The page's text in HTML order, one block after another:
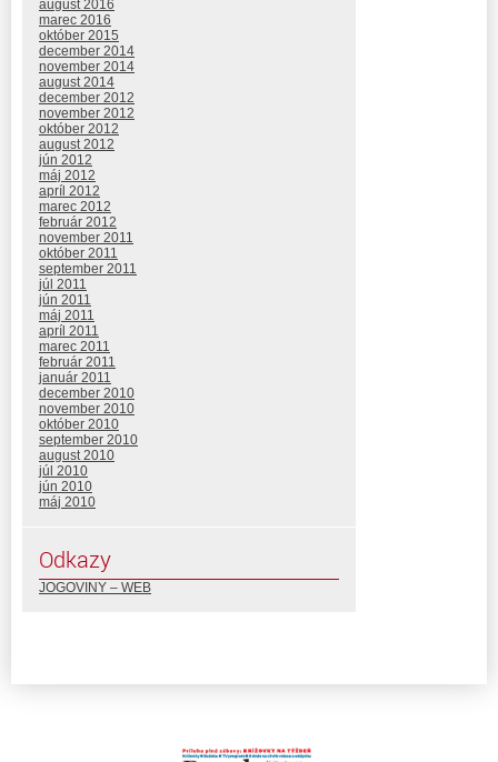
august 2016
marec 2016
október 2015
december 2014
november 2014
august 2014
december 2012
november 2012
október 2012
august 2012
jún 2012
máj 2012
apríl 2012
marec 2012
február 2012
november 2011
október 2011
september 2011
júl 2011
jún 2011
máj 2011
apríl 2011
marec 2011
február 2011
január 2011
december 2010
november 2010
október 2010
september 2010
august 2010
júl 2010
jún 2010
máj 2010
Odkazy
JOGOVINY – WEB